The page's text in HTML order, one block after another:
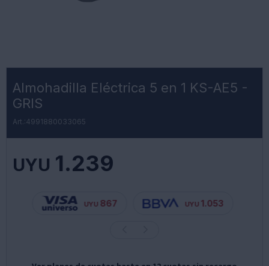
Almohadilla Eléctrica 5 en 1 KS-AE5 -
GRIS
4991880033065
UYU 1.239
UYU 867 UYU 1.053